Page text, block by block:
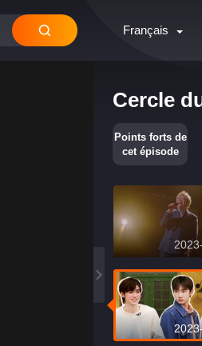
Français
Cercle
Points forts de
cet épisode